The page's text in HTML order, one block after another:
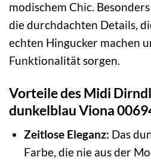
modischem Chic.
die durchdachten Details,
echten Hingucker machen
Funktionalität sorgen.
Vorteile des Midi
dunkelblau Viona
Zeitlose Eleganz: Das
Farbe, die nie aus der